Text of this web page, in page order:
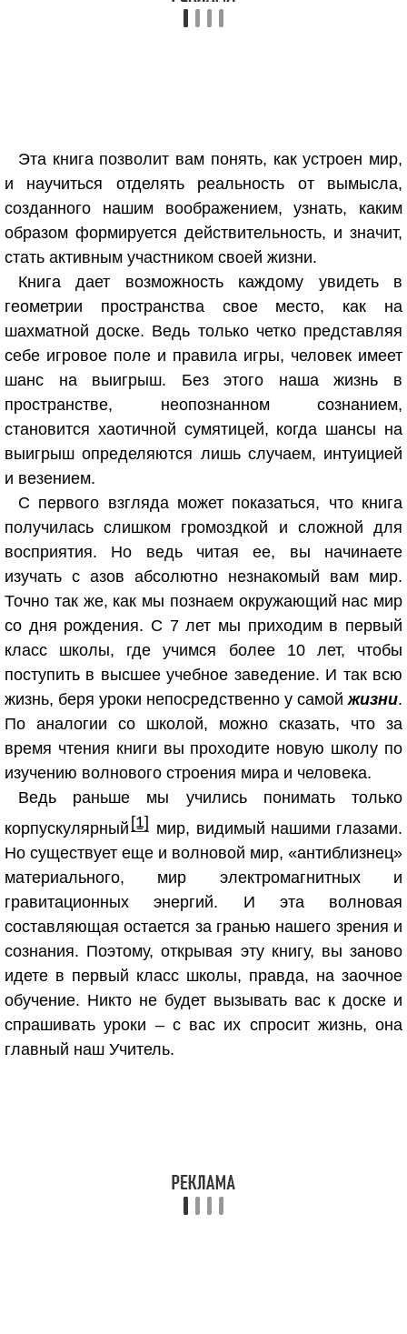
Эта книга позволит вам понять, как устроен мир,
и научиться отделять реальность от вымысла,
созданного нашим воображением, узнать, каким
образом формируется действительность, и значит,
стать активным участником своей жизни.
Книга дает возможность каждому увидеть в
геометрии пространства свое место, как на
шахматной доске. Ведь только четко представляя
себе игровое поле и правила игры, человек имеет
шанс на выигрыш. Без этого наша жизнь в
пространстве, неопознанном сознанием,
становится хаотичной сумятицей, когда шансы на
выигрыш определяются лишь случаем, интуицией
и везением.
С первого взгляда может показаться, что книга
получилась слишком громоздкой и сложной для
восприятия. Но ведь читая ее, вы начинаете
изучать с азов абсолютно незнакомый вам мир.
Точно так же, как мы познаем окружающий нас мир
со дня рождения. С 7 лет мы приходим в первый
класс школы, где учимся более 10 лет, чтобы
поступить в высшее учебное заведение. И так всю
жизнь, беря уроки непосредственно у самойжизни.
По аналогии со школой, можно сказать, что за
время чтения книги вы проходите новую школу по
изучению волнового строения мира и человека.
Ведь раньше мы учились понимать только
корпускулярный [1] мир, видимый нашими глазами.
Но существует еще и волновой мир, «антиблизнец»
материального, мир электромагнитных и
гравитационных энергий. И эта волновая
составляющая остается за гранью нашего зрения и
сознания. Поэтому, открывая эту книгу, вы заново
идете в первый класс школы, правда, на заочное
обучение. Никто не будет вызывать вас к доске и
спрашивать уроки – с вас их спросит жизнь, она
главный наш Учитель.